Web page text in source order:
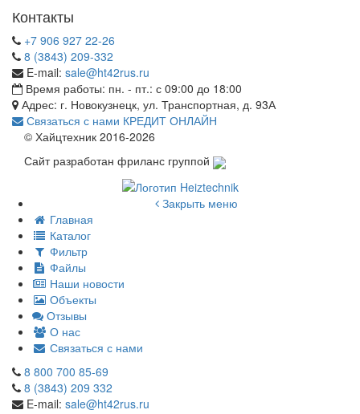
Контакты
+7 906 927 22-26
8 (3843) 209-332
E-mail: sale@ht42rus.ru
Время работы: пн. - пт.: с 09:00 до 18:00
Адрес: г. Новокузнецк, ул. Транспортная, д. 93А
Связаться с нами КРЕДИТ ОНЛАЙН
© Хайцтехник 2016-2026
Сайт разработан фриланс группой
Закрыть меню
Главная
Каталог
Фильтр
Файлы
Наши новости
Объекты
Отзывы
О нас
Связаться с нами
8 800 700 85-69
8 (3843) 209 332
E-mail: sale@ht42rus.ru